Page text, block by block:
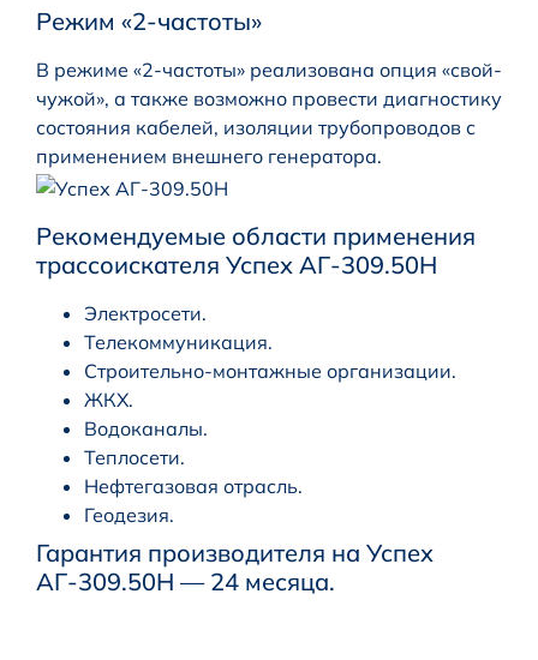
Режим «2-частоты»
В режиме «2-частоты» реализована опция «свой-
чужой», а также возможно провести диагностику
состояния кабелей, изоляции трубопроводов с
применением внешнего генератора.
Рекомендуемые области применения
трассоискателя Успех АГ-309.50Н
Электросети.
Телекоммуникация.
Строительно-монтажные организации.
ЖКХ.
Водоканалы.
Теплосети.
Нефтегазовая отрасль.
Геодезия.
Гарантия производителя на Успех
АГ-309.50Н — 24 месяца.